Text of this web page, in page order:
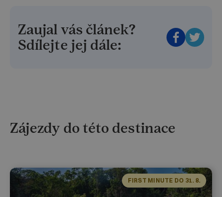
Zaujal vás článek?
Sdílejte jej dále:
Zájezdy do této destinace
FIRST MINUTE DO 31. 8.